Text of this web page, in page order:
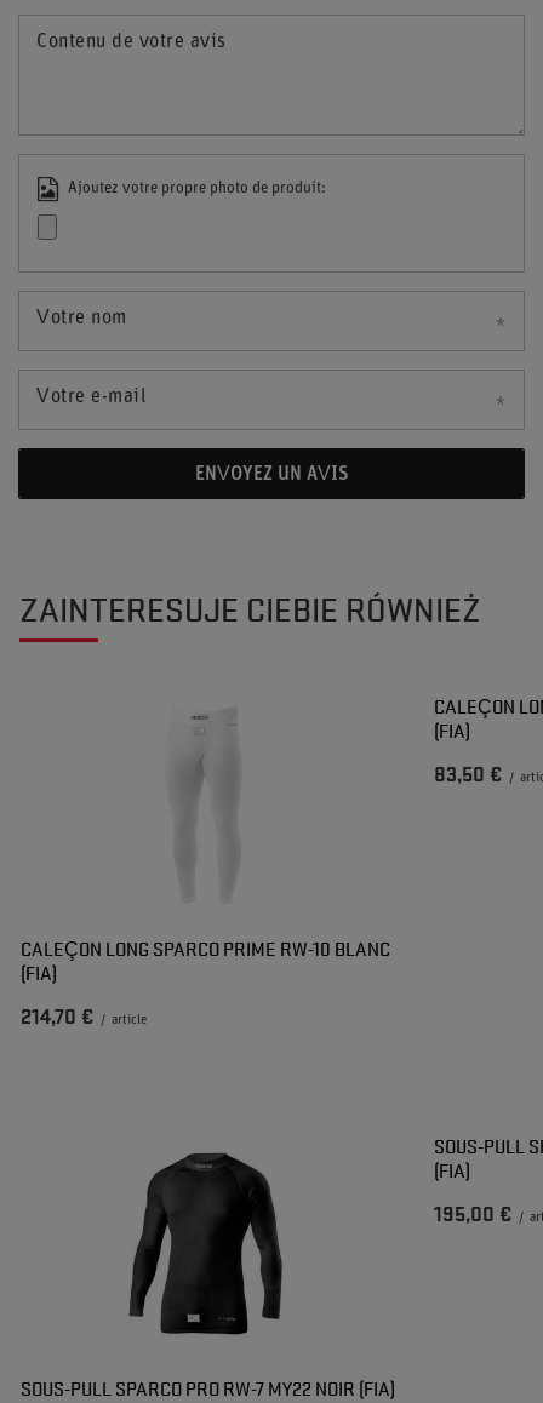
Contenu de votre avis
Ajoutez votre propre photo de produit:
Votre nom
Votre e-mail
ENVOYEZ UN AVIS
ZAINTERESUJE CIEBIE RÓWNIEŻ
CALEÇON LONG SPARCO PRIME RW-10 BLANC
(FIA)
214,70 € / article
CALEÇON
(FIA)
83,50 € /
SOUS-PULL SPARCO PRO RW-7 MY22 NOIR (FIA)
SOUS-PULL
(FIA)
195,00 € /